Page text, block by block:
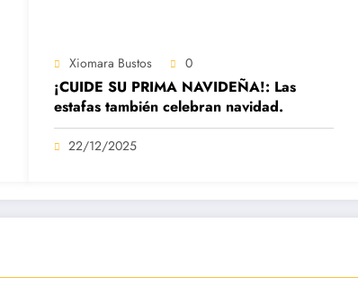
Xiomara Bustos 0
¡CUIDE SU PRIMA NAVIDEÑA!: Las
estafas también celebran navidad.
22/12/2025